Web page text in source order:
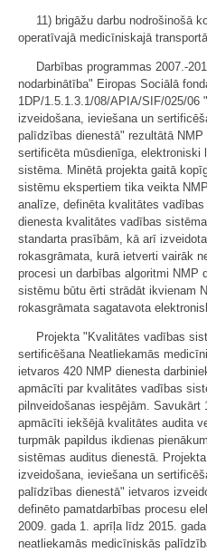
11) brigāžu darbu nodrošinošā
operatīvajā medicīniskajā
Darbības programmas 2007.-
nodarbinātība" Eiropas Sociālā
1DP/1.5.1.3.1/08/APIA/SIF/025/
izveidošana, ieviešana un
palīdzības dienestā" rezultātā
sertificēta mūsdienīga, elektroniski
sistēma. Minētā projekta gaitā
sistēmu ekspertiem tika veikta
analīze, definēta kvalitātes
dienesta kvalitātes vadības
standarta prasībām, kā arī
rokasgrāmata, kurā ietverti vairāk
procesi un darbības algoritmi NMP
sistēmu būtu ērti strādāt ikvienam
rokasgrāmata sagatavota
Projekta "Kvalitātes vadības
sertificēšana Neatliekamās
ietvaros 420 NMP dienesta
apmācīti par kvalitātes vadības
pilnveidošanas iespējām. Savukārt
apmācīti iekšējā kvalitātes audita
turpmāk papildus ikdienas
sistēmas auditus dienestā.
izveidošana, ieviešana un
palīdzības dienestā" ietvaros
definēto pamatdarbības procesu
2009. gada 1. aprīļa līdz 2015.
neatliekamās medicīniskās